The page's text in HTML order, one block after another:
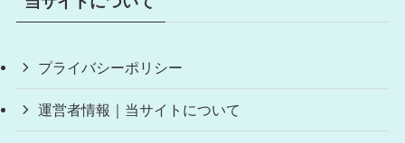
プライバシーポリシー
運営者情報｜当サイトについて